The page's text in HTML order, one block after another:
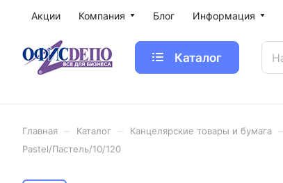
Акции Компания Блог Информация
Каталог
Главная Каталог Канцелярские товары и бумага
Pastel/Пастель/10/120